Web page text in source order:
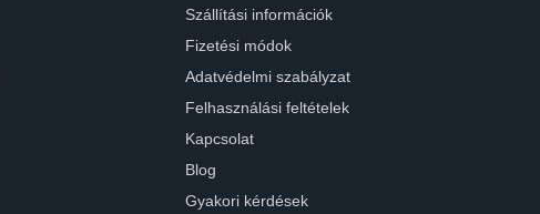
Szállítási információk
Fizetési módok
Adatvédelmi szabályzat
Felhasználási feltételek
Kapcsolat
Blog
Gyakori kérdések